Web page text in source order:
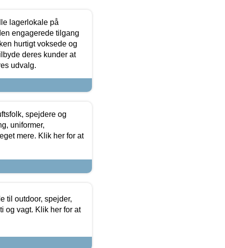
lagerlokale på
engagerede tilgang
hurtigt voksede og
deres kunder at
udvalg.
spejdere og
uniformer,
mere. Klik her for at
til outdoor, spejder,
og vagt. Klik her for at